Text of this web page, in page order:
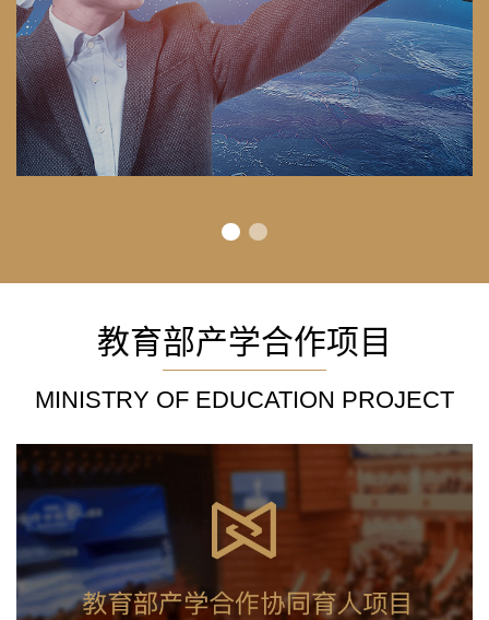
教育部产学合作项目
MINISTRY OF EDUCATION PROJECT